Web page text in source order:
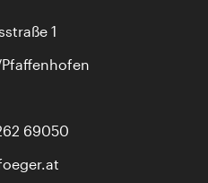
1
69050